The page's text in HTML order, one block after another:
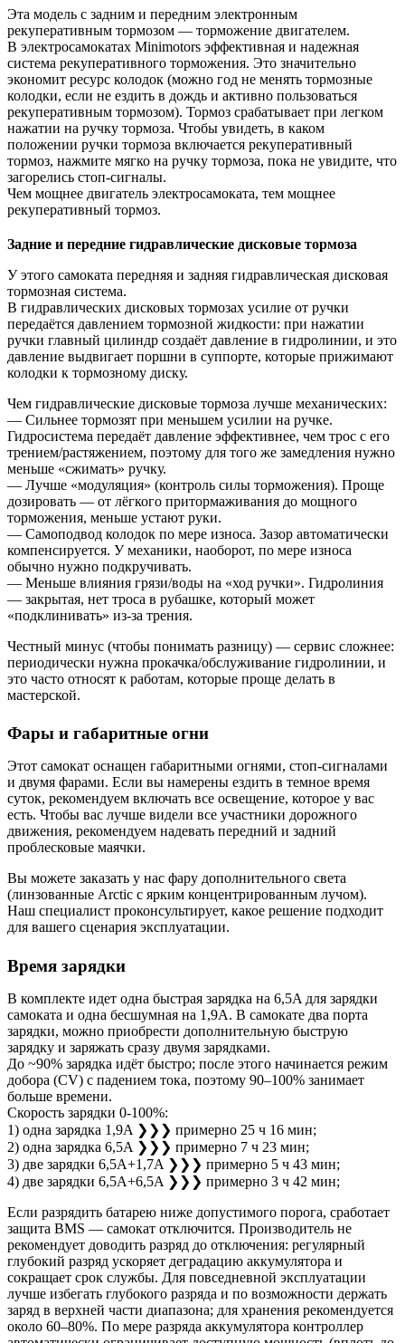
Эта модель с задним и передним электронным
рекуперативным тормозом — торможение двигателем.
В электросамокатах Minimotors эффективная и надежная
система рекуперативного торможения. Это значительно
экономит ресурс колодок (можно год не менять тормозные
колодки, если не ездить в дождь и активно пользоваться
рекуперативным тормозом). Тормоз срабатывает при легком
нажатии на ручку тормоза. Чтобы увидеть, в каком
положении ручки тормоза включается рекуперативный
тормоз, нажмите мягко на ручку тормоза, пока не увидите, что
загорелись стоп-сигналы.
Чем мощнее двигатель электросамоката, тем мощнее
рекуперативный тормоз.
Задние и передние гидравлические дисковые тормоза
У этого самоката передняя и задняя гидравлическая дисковая
тормозная система.
В гидравлических дисковых тормозах усилие от ручки
передаётся давлением тормозной жидкости: при нажатии
ручки главный цилиндр создаёт давление в гидролинии, и это
давление выдвигает поршни в суппорте, которые прижимают
колодки к тормозному диску.
Чем гидравлические дисковые тормоза лучше механических:
— Сильнее тормозят при меньшем усилии на ручке.
Гидросистема передаёт давление эффективнее, чем трос с его
трением/растяжением, поэтому для того же замедления нужно
меньше «сжимать» ручку.
— Лучше «модуляция» (контроль силы торможения). Проще
дозировать — от лёгкого притормаживания до мощного
торможения, меньше устают руки.
— Самоподвод колодок по мере износа. Зазор автоматически
компенсируется. У механики, наоборот, по мере износа
обычно нужно подкручивать.
— Меньше влияния грязи/воды на «ход ручки». Гидролиния
— закрытая, нет троса в рубашке, который может
«подклинивать» из-за трения.
Честный минус (чтобы понимать разницу) — сервис сложнее:
периодически нужна прокачка/обслуживание гидролинии, и
это часто относят к работам, которые проще делать в
мастерской.
Фары и габаритные огни
Этот самокат оснащен габаритными огнями, стоп-сигналами
и двумя фарами. Если вы намерены ездить в темное время
суток, рекомендуем включать все освещение, которое у вас
есть. Чтобы вас лучше видели все участники дорожного
движения, рекомендуем надевать передний и задний
проблесковые маячки.
Вы можете заказать у нас фару дополнительного света
(линзованные Arctic с ярким концентрированным лучом).
Наш специалист проконсультирует, какое решение подходит
для вашего сценария эксплуатации.
Время зарядки
В комплекте идет одна быстрая зарядка на 6,5A для зарядки
самоката и одна бесшумная на 1,9A. В самокате два порта
зарядки, можно приобрести дополнительную быструю
зарядку и заряжать сразу двумя зарядками.
До ~90% зарядка идёт быстро; после этого начинается режим
добора (CV) с падением тока, поэтому 90–100% занимает
больше времени.
Скорость зарядки 0-100%:
1) одна зарядка 1,9A ❯❯❯ примерно 25 ч 16 мин;
2) одна зарядка 6,5A ❯❯❯ примерно 7 ч 23 мин;
3) две зарядки 6,5A+1,7A ❯❯❯ примерно 5 ч 43 мин;
4) две зарядки 6,5A+6,5A ❯❯❯ примерно 3 ч 42 мин;
Если разрядить батарею ниже допустимого порога, сработает
защита BMS — самокат отключится. Производитель не
рекомендует доводить разряд до отключения: регулярный
глубокий разряд ускоряет деградацию аккумулятора и
сокращает срок службы. Для повседневной эксплуатации
лучше избегать глубокого разряда и по возможности держать
заряд в верхней части диапазона; для хранения рекомендуется
около 60–80%. По мере разряда аккумулятора контроллер